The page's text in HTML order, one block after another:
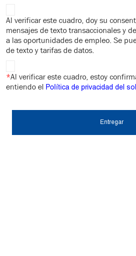
Al verificar este cuadro, doy su
mensajes de texto transaccionales y de
a las oportunidades de empleo. Se
de texto y tarifas de datos.
*Al verificar este cuadro, estoy
entiendo el Política de privacidad del
Entregar